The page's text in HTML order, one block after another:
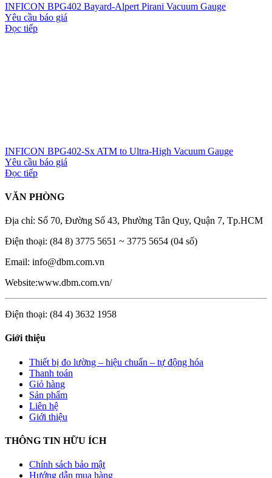
INFICON BPG402 Bayard-Alpert Pirani Vacuum Gauge
Yêu cầu báo giá
Đọc tiếp
INFICON BPG402-Sx ATM to Ultra-High Vacuum Gauge
Yêu cầu báo giá
Đọc tiếp
VĂN PHÒNG
Địa chỉ: Số 70, Đường Số 43, Phường Tân Quy, Quận 7, Tp.HCM
Điện thoại: (84 8) 3775 5651 ~ 3775 5654 (04 số)
Email: info@dbm.com.vn
Website:www.dbm.com.vn/
Điện thoại: (84 4) 3632 1958
Giới thiệu
Thiết bị đo lường – hiệu chuẩn – tự động hóa
Thanh toán
Giỏ hàng
Sản phẩm
Liên hệ
Giới thiệu
THÔNG TIN HỮU ÍCH
Chính sách bảo mật
Hướng dẫn mua hàng